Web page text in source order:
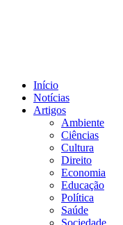
Início
Notícias
Artigos
Ambiente
Ciências
Cultura
Direito
Economia
Educação
Política
Saúde
Sociedade